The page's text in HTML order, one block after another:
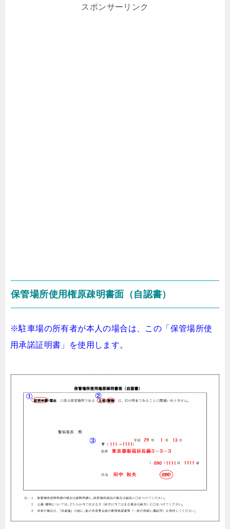
スポンサーリンク
保管場所使用権原疎明書面（自認書）
※駐車場の所有者が本人の場合は、この「保管場所使
用承諾証明書」を使用します。